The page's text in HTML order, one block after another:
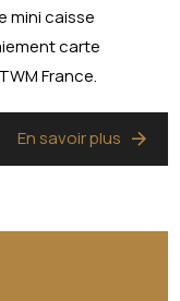
mini caisse
carte
France.
En savoir plus